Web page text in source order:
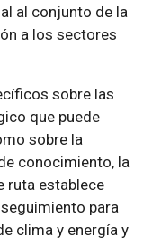
al conjunto de la
a los sectores
sobre las
que puede
sobre la
conocimiento, la
ruta establece
para
clima y energía y